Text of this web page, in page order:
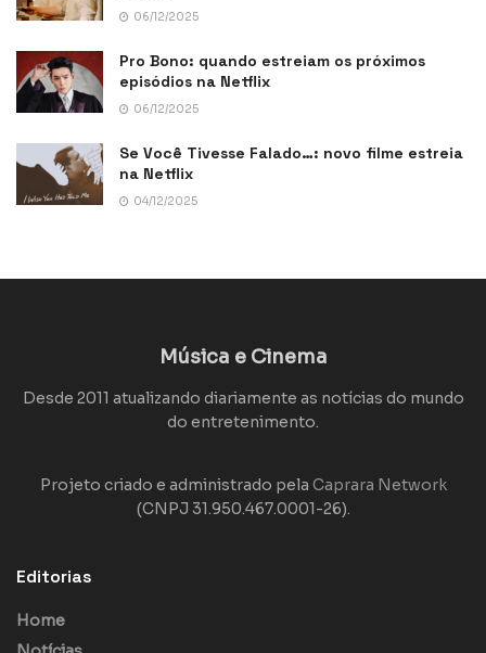
06/12/2025
Pro Bono: quando estreiam os próximos
episódios na Netflix
06/12/2025
Se Você Tivesse Falado…: novo filme estreia
na Netflix
04/12/2025
Música e Cinema
Desde 2011 atualizando diariamente as notícias do mundo
do entretenimento.
Projeto criado e administrado pela Caprara Network
(CNPJ 31.950.467.0001-26).
Editorias
Home